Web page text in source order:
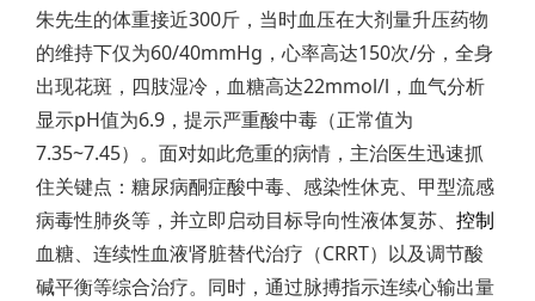
朱先生的体重接近300斤，当时血压在大剂量升压药物
的维持下仅为60/40mmHg，心率高达150次/分，全身
出现花斑，四肢湿冷，血糖高达22mmol/l，血气分析
显示pH值为6.9，提示严重酸中毒（正常值为
7.35~7.45）。面对如此危重的病情，主治医生迅速抓
住关键点：糖尿病酮症酸中毒、感染性休克、甲型流感
病毒性肺炎等，并立即启动目标导向性液体复苏、 控制
血糖、连续性血液肾脏替代治疗（CRRT）以及调节酸
碱平衡等综合治疗。同时，通过脉搏指示连续心输出量